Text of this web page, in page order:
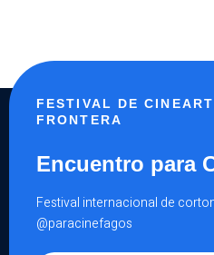
FESTIVAL DE
FRONTERA
Encuentro para
Festival internacional de
@paracinefagos